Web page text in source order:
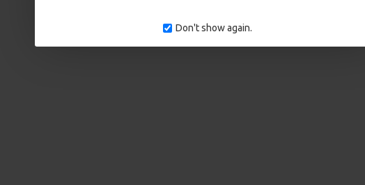
Don't show again.